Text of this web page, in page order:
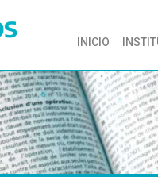
INICIO